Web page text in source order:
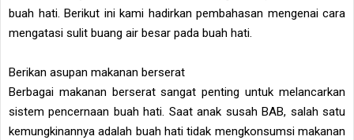
buah hati. Berikut ini kami hadirkan pembahasan mengenai cara
mengatasi sulit buang air besar pada buah hati.
Berikan asupan makanan berserat
Berbagai makanan berserat sangat penting untuk melancarkan
sistem pencernaan buah hati. Saat anak susah BAB, salah satu
kemungkinannya adalah buah hati tidak mengkonsumsi makanan